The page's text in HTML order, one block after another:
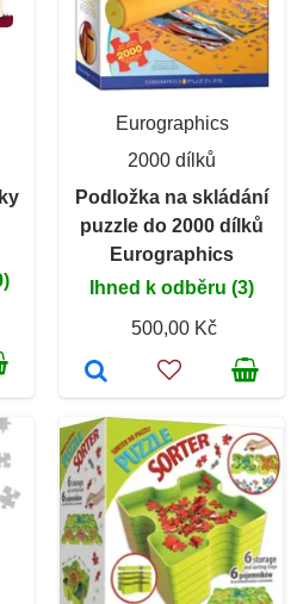
Eurographics
2000 dílků
Podložka na skládání
puzzle do 2000 dílků
Eurographics
Ihned k odběru (3)
500,00 Kč